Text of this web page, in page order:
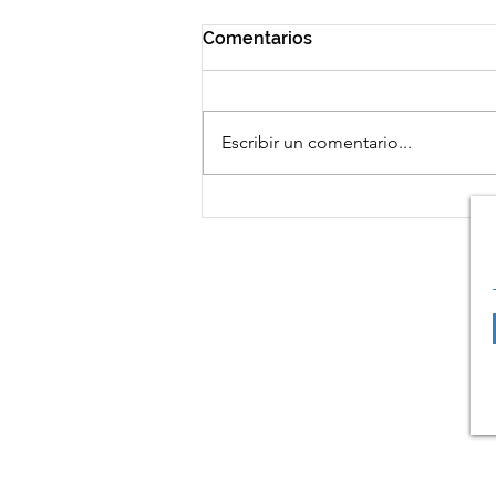
Comentarios
Escribir un comentario...